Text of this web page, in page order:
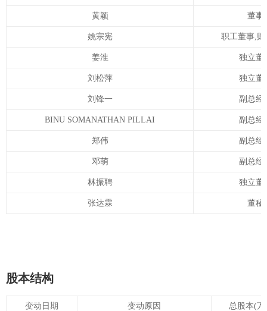
黄颖 董事
姚宗宪 职工董事,
姜淮 独立董
刘松萍 独立董
刘锋一 副总经
BINU SOMANATHAN PILLAI 副总经
郑伟 副总经
邓萌 副总经
林振聘 独立董
张达霖 董秘
股本结构
变动日期 变动原因 总股本(万